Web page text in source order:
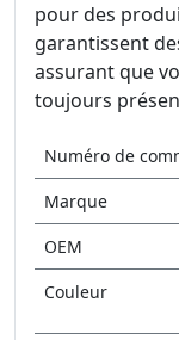
pour des
garantissent
assurant que
toujours
Numéro de
Marque
OEM
Couleur